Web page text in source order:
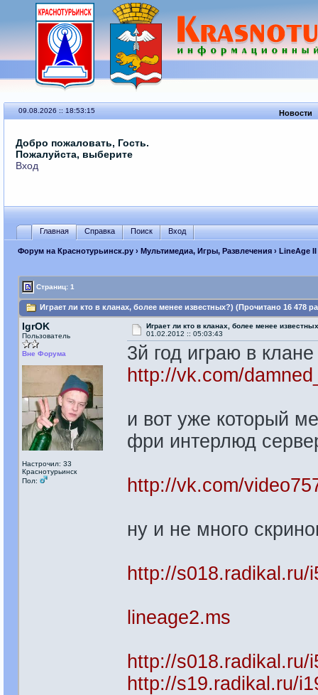
09.08.2026 :: 18:53:15 Новости
Добро пожаловать, Гость.
Пожалуйста, выберите
Вход
Главная Справка Поиск Вход
Форум на Краснотурьинск.ру› Мультимедиа, Игры, Развлечения› LineAge II
Страниц: 1
Играет ли кто в кланах, более менее известных?) (Прочитано 16 478
IgrOK
Пользователь
Вне Форума
Настрочил: 33
Краснотурьинск
Пол:
Играет ли кто в кланах, более менее
01.02.2012 :: 05:03:43
3й год играю в
http://vk.com/
и вот уже который
фри интерлюд
http://vk.com/
ну и не много
http://s018.radikal.ru/
lineage2.ms
http://s018.radikal.ru/
http://s19.radikal.ru/